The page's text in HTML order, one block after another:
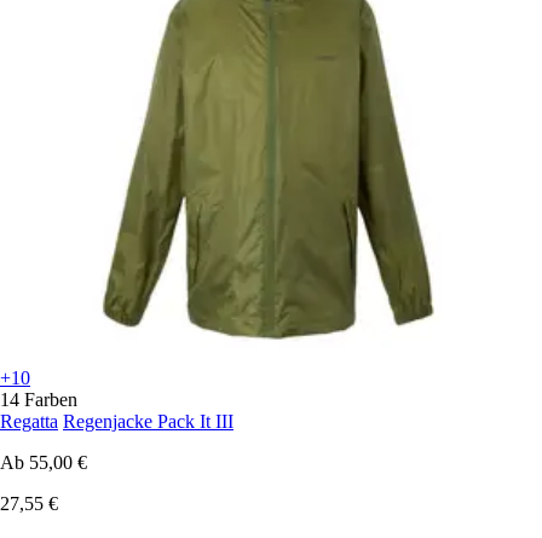
+10
14 Farben
Regatta Regenjacke Pack It III
Ab 55,00 €
27,55 €